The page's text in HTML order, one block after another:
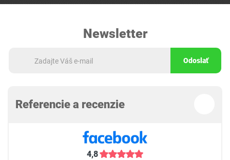
Newsletter
Odoslať
Referencie a recenzie
4,8